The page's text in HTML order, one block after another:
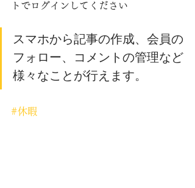
トでログインしてください
スマホから記事の作成、会員の
フォロー、コメントの管理など
様々なことが行えます。
#休暇